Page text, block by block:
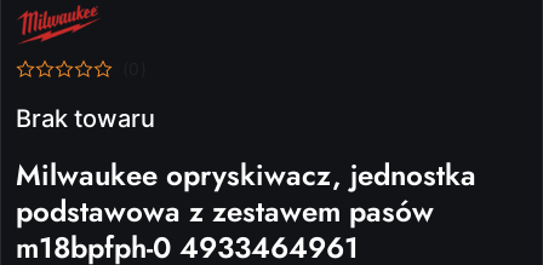
NAZWA
PRODUCENTA:
MILWAUKEE
Brak towaru
Milwaukee opryskiwacz, jednostka
podstawowa z zestawem pasów
m18bpfph-0 4933464961